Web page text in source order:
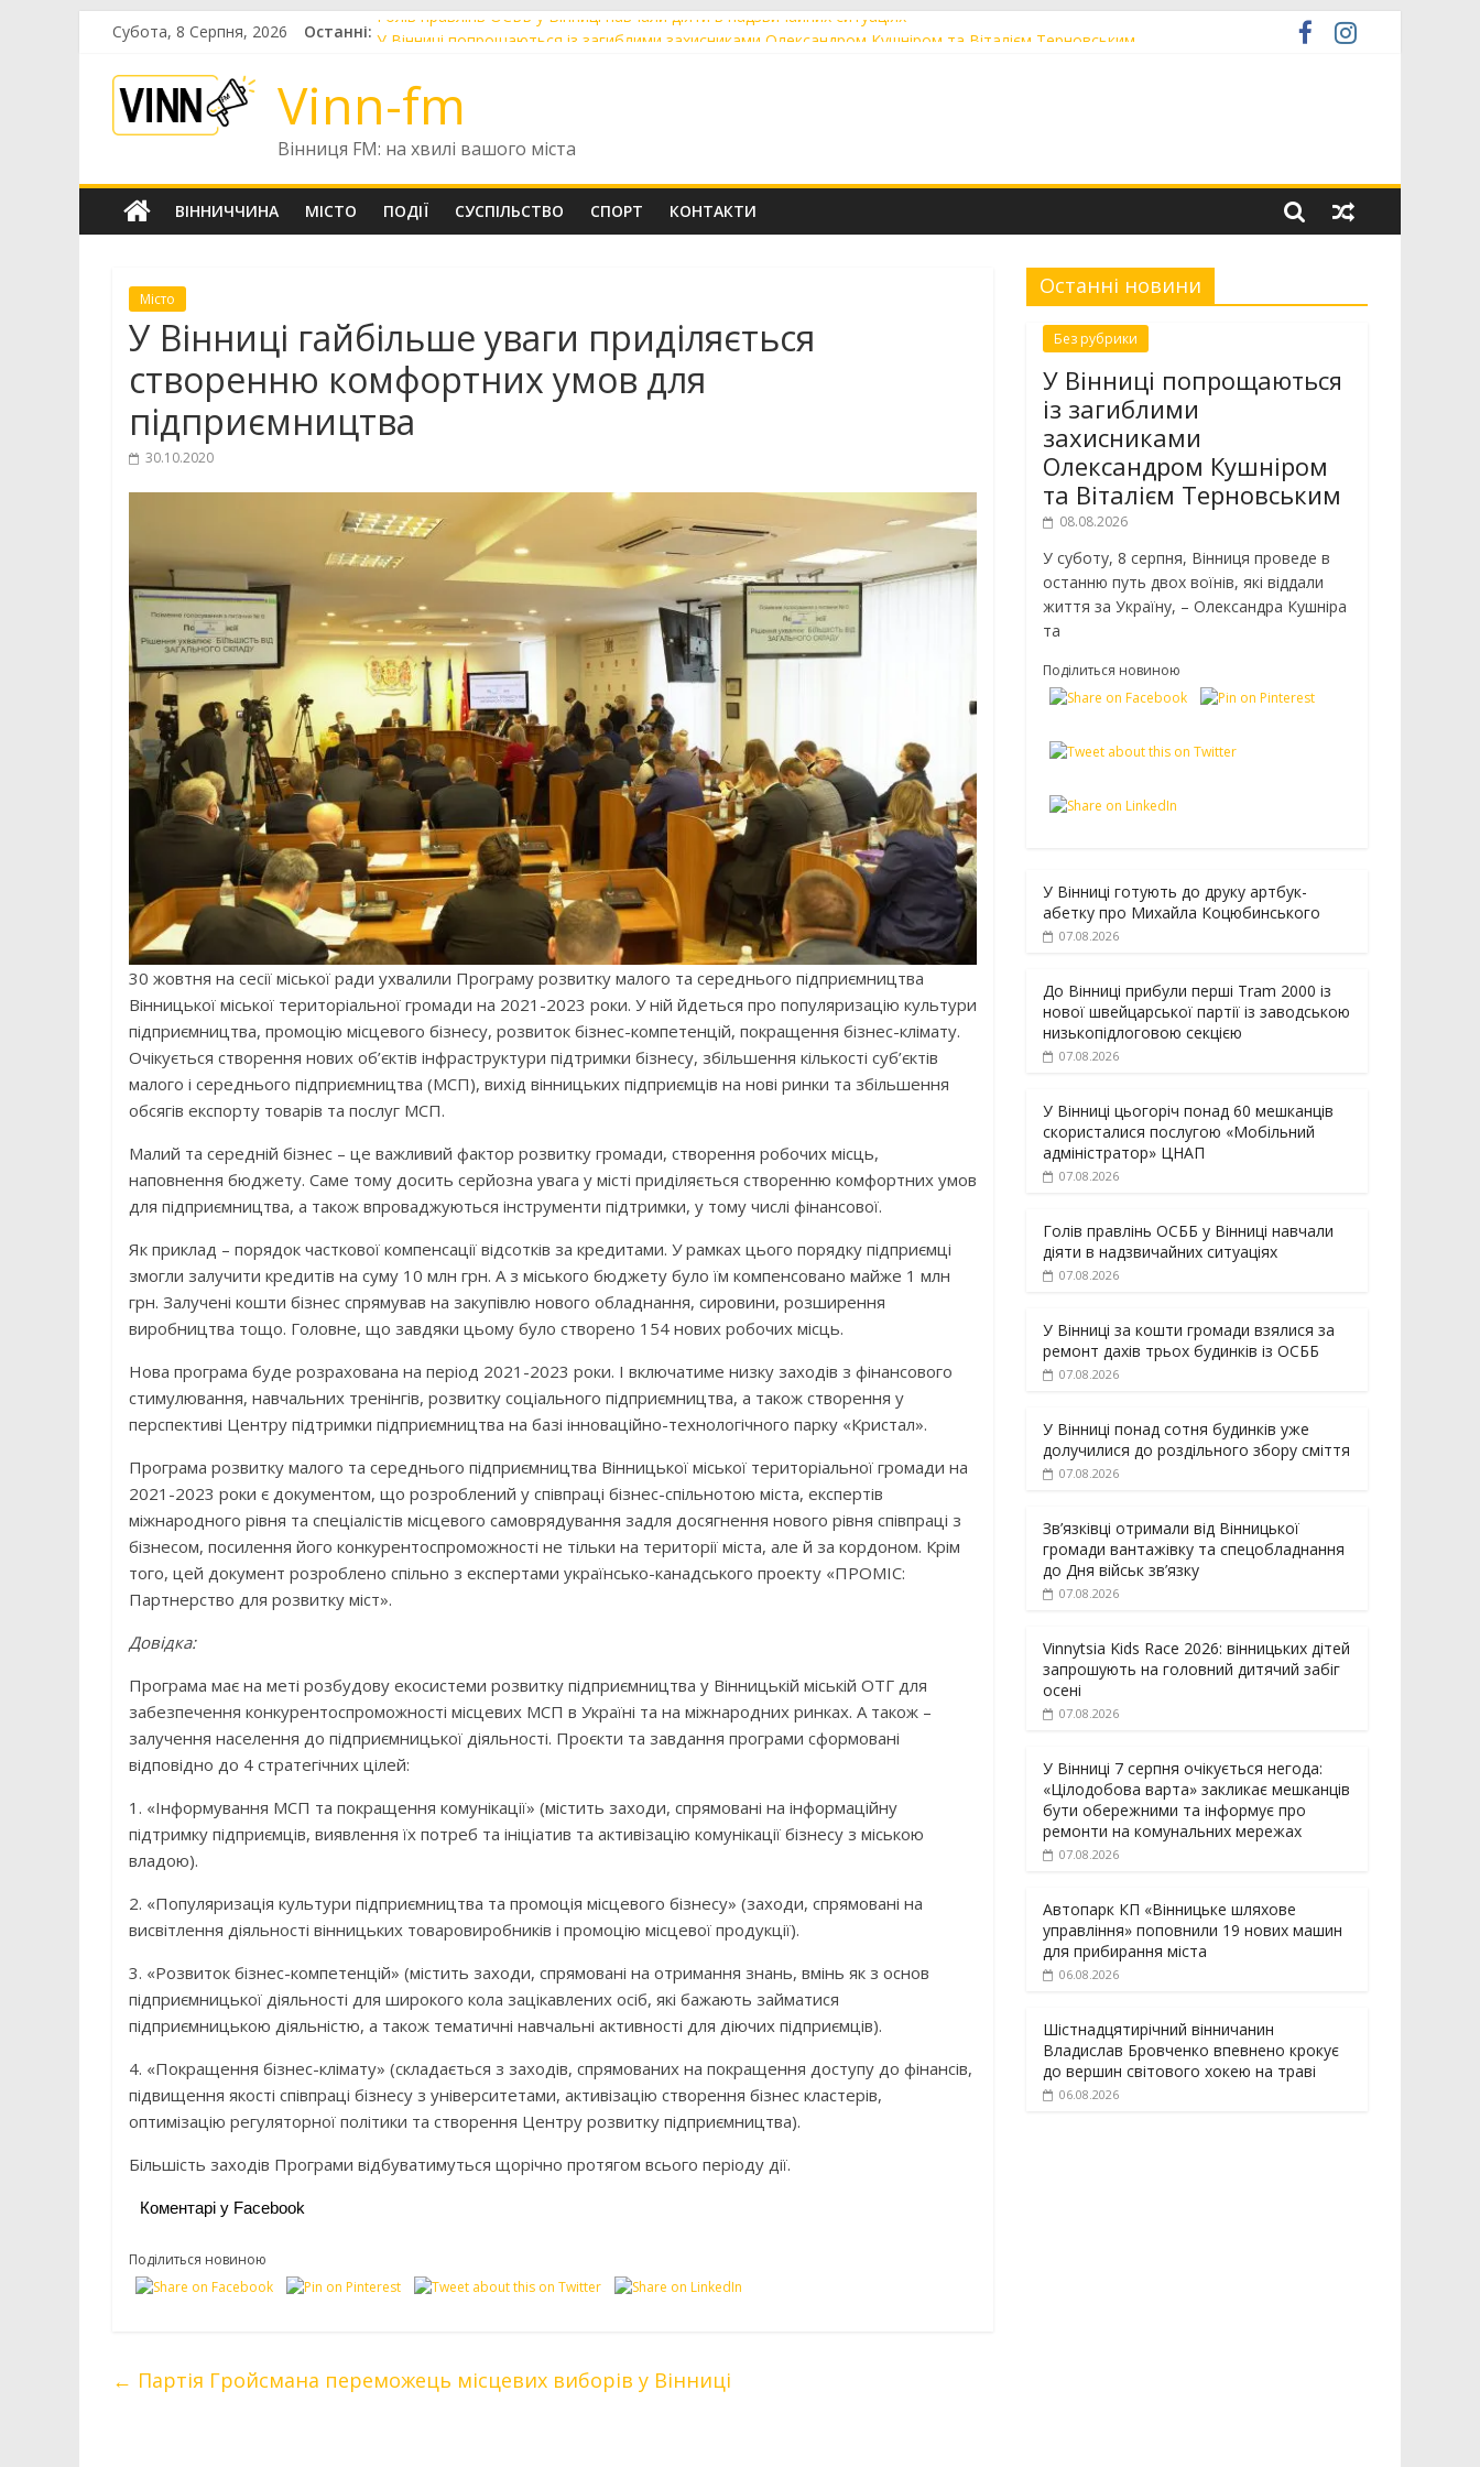
content
Субота, 8 Серпня, 2026 Останні: Голів правлінь ОСББ у Вінниці навчали діяти в надзвичайних ситуаціях
До Вінниці прибули перші Tram 2000 із нової швейцарської партії із заводською низькопідлоговою секцією
У Вінниці цьогоріч понад 60 мешканців скористалися послугою «Мобільний адміністратор» ЦНАП
Vinn-fm
Вінниця FM: на хвилі вашого міста
ВІННИЧЧИНА МІСТО ПОДІЇ СУСПІЛЬСТВО СПОРТ КОНТАКТИ
Місто
У Вінниці гайбільше уваги приділяється
створенню комфортних умов для
підприємництва
30.10.2020
30 жовтня на сесії міської ради ухвалили Програму розвитку малого та середнього підприємництва
Вінницької міської територіальної громади на 2021-2023 роки. У ній йдеться про популяризацію культури
підприємництва, промоцію місцевого бізнесу, розвиток бізнес-компетенцій, покращення бізнес-клімату.
Очікується створення нових об’єктів інфраструктури підтримки бізнесу, збільшення кількості суб’єктів
малого і середнього підприємництва (МСП), вихід вінницьких підприємців на нові ринки та збільшення
обсягів експорту товарів та послуг МСП.
Малий та середній бізнес – це важливий фактор розвитку громади, створення робочих місць,
наповнення бюджету. Саме тому досить серйозна увага у місті приділяється створенню комфортних умов
для підприємництва, а також впроваджуються інструменти підтримки, у тому числі фінансової.
Як приклад – порядок часткової компенсації відсотків за кредитами. У рамках цього порядку підприємці
змогли залучити кредитів на суму 10 млн грн. А з міського бюджету було їм компенсовано майже 1 млн
грн. Залучені кошти бізнес спрямував на закупівлю нового обладнання, сировини, розширення
виробництва тощо. Головне, що завдяки цьому було створено 154 нових робочих місць.
Нова програма буде розрахована на період 2021-2023 роки. І включатиме низку заходів з фінансового
стимулювання, навчальних тренінгів, розвитку соціального підприємництва, а також створення у
перспективі Центру підтримки підприємництва на базі інноваційно-технологічного парку «Кристал».
Програма розвитку малого та середнього підприємництва Вінницької міської територіальної громади на
2021-2023 роки є документом, що розроблений у співпраці бізнес-спільнотою міста, експертів
міжнародного рівня та спеціалістів місцевого самоврядування задля досягнення нового рівня співпраці з
бізнесом, посилення його конкурентоспроможності не тільки на території міста, але й за кордоном. Крім
того, цей документ розроблено спільно з експертами українсько-канадського проекту «ПРОМІС:
Партнерство для розвитку міст».
Довідка:
Програма має на меті розбудову екосистеми розвитку підприємництва у Вінницькій міській ОТГ для
забезпечення конкурентоспроможності місцевих МСП в Україні та на міжнародних ринках. А також –
залучення населення до підприємницької діяльності. Проєкти та завдання програми сформовані
відповідно до 4 стратегічних цілей:
1. «Інформування МСП та покращення комунікації» (містить заходи, спрямовані на інформаційну
підтримку підприємців, виявлення їх потреб та ініціатив та активізацію комунікації бізнесу з міською
владою).
2. «Популяризація культури підприємництва та промоція місцевого бізнесу» (заходи, спрямовані на
висвітлення діяльності вінницьких товаровиробників і промоцію місцевої продукції).
3. «Розвиток бізнес-компетенцій» (містить заходи, спрямовані на отримання знань, вмінь як з основ
підприємницької діяльності для широкого кола зацікавлених осіб, які бажають займатися
підприємницькою діяльністю, а також тематичні навчальні активності для діючих підприємців).
4. «Покращення бізнес-клімату» (складається з заходів, спрямованих на покращення доступу до фінансів,
підвищення якості співпраці бізнесу з університетами, активізацію створення бізнес кластерів,
оптимізацію регуляторної політики та створення Центру розвитку підприємництва).
Більшість заходів Програми відбуватимуться щорічно протягом всього періоду дії.
Коментарі у Facebook
Поділиться новиною
← Партія Гройсмана переможець місцевих виборів у Вінниці
Останні новини
Без рубрики
У Вінниці попрощаються
із загиблими
захисниками
Олександром Кушніром
та Віталієм Терновським
08.08.2026
У суботу, 8 серпня, Вінниця проведе в
останню путь двох воїнів, які віддали
життя за Україну, – Олександра Кушніра
та
Поділиться новиною
У Вінниці готують до друку артбук-
абетку про Михайла Коцюбинського
07.08.2026
До Вінниці прибули перші Tram 2000 із
нової швейцарської партії із заводською
низькопідлоговою секцією
07.08.2026
У Вінниці цьогоріч понад 60 мешканців
скористалися послугою «Мобільний
адміністратор» ЦНАП
07.08.2026
Голів правлінь ОСББ у Вінниці навчали
діяти в надзвичайних ситуаціях
07.08.2026
У Вінниці за кошти громади взялися за
ремонт дахів трьох будинків із ОСББ
07.08.2026
У Вінниці понад сотня будинків уже
долучилися до роздільного збору сміття
07.08.2026
Зв’язківці отримали від Вінницької
громади вантажівку та спецобладнання
до Дня військ зв’язку
07.08.2026
Vinnytsia Kids Race 2026: вінницьких дітей
запрошують на головний дитячий забіг
осені
07.08.2026
У Вінниці 7 серпня очікується негода:
«Цілодобова варта» закликає мешканців
бути обережними та інформує про
ремонти на комунальних мережах
07.08.2026
Автопарк КП «Вінницьке шляхове
управління» поповнили 19 нових машин
для прибирання міста
06.08.2026
Шістнадцятирічний вінничанин
Владислав Бровченко впевнено крокує
до вершин світового хокею на траві
06.08.2026